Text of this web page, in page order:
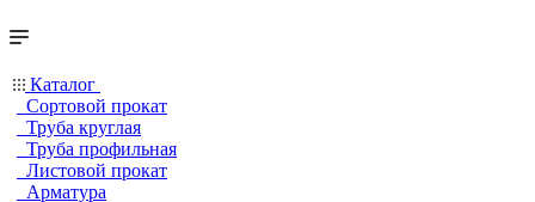
Каталог
Сортовой прокат
Труба круглая
Труба профильная
Листовой прокат
Арматура